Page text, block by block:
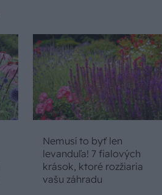
Nemusí to byť len
levanduľa! 7 fialových
krások, ktoré rozžiaria
vašu záhradu